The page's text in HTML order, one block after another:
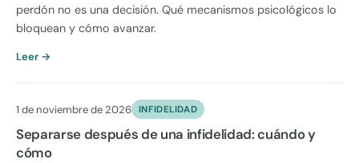
perdón no es una decisión. Qué mecanismos psicológicos lo
bloquean y cómo avanzar.
Leer →
1 de noviembre de 2026 INFIDELIDAD
Separarse después de una infidelidad: cuándo y
cómo